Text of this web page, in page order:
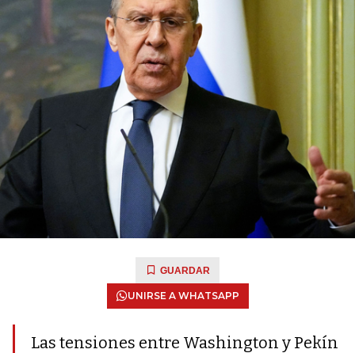
GUARDAR
UNIRSE A WHATSAPP
Las tensiones entre Washington y Pekín